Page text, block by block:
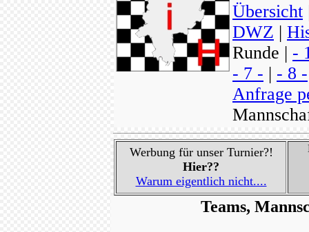
Übersicht
DWZ |
Runde | -
- 7 - | - 8 -
Anfrage
Werbung für unser Turnier?!
Hier??
Warum eigentlich nicht....
Teams,